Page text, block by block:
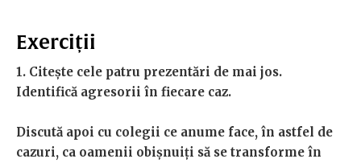
Exerciții
1. Citește cele patru prezentări de mai jos.
Identifică agresorii în fiecare caz.
Discută apoi cu colegii ce anume face, în astfel de
cazuri, ca oamenii obișnuiți să se transforme în